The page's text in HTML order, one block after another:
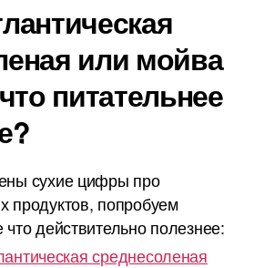
или мойва
питательнее
сухие цифры про
продуктов, попробуем
действительно полезнее:
среднесоленая